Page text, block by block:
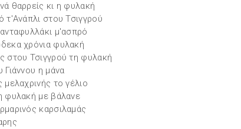
θαρρείς κι η φυλακή
τ'Ανάπλι στου Τσιγγρού
μ'ασπρό
χρόνια φυλακή
στου Τσιγγρού τη φυλακή
Γιάννου η μάνα
μελαχρινής το γέλιο
φυλακή με βάλανε
καρσιλαμάς